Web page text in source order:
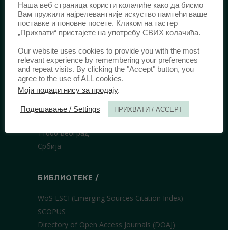
ISSN:0003-2565(Штампано издање)
еISSN:2406-2693(Онлајн издање)
ИЗДАВАЧ /
Правни факултет Универзитета у
Београду
Булевар краља Александра 67
11000 Београд
Србија
БИБЛИОТЕКЕ /
WoS ESCI (Emerging Sources Citation Index)
SCOPUS
Directory of Open Access Journals (DOAJ)
Наша веб страница користи колачиће како да бисмо
Вам пружили најрелевантније искуство памтећи ваше
поставке и поновне посете. Кликом на тастер
„Прихвати“ пристајете на употребу СВИХ колачића.
Our website uses cookies to provide you with the most
relevant experience by remembering your preferences
and repeat visits. By clicking the "Accept" button, you
agree to the use of ALL cookies.
Моји подаци нису за продају.
Подешавање / Settings ПРИХВАТИ / ACCEPT